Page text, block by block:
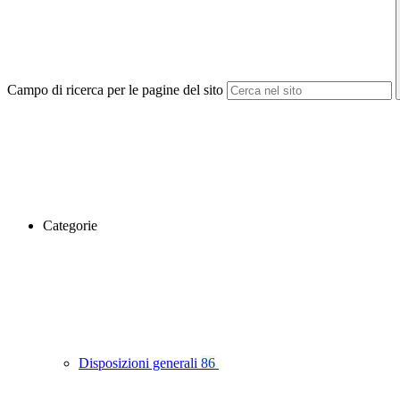
Campo di ricerca per le pagine del sito
Categorie
Disposizioni generali 86